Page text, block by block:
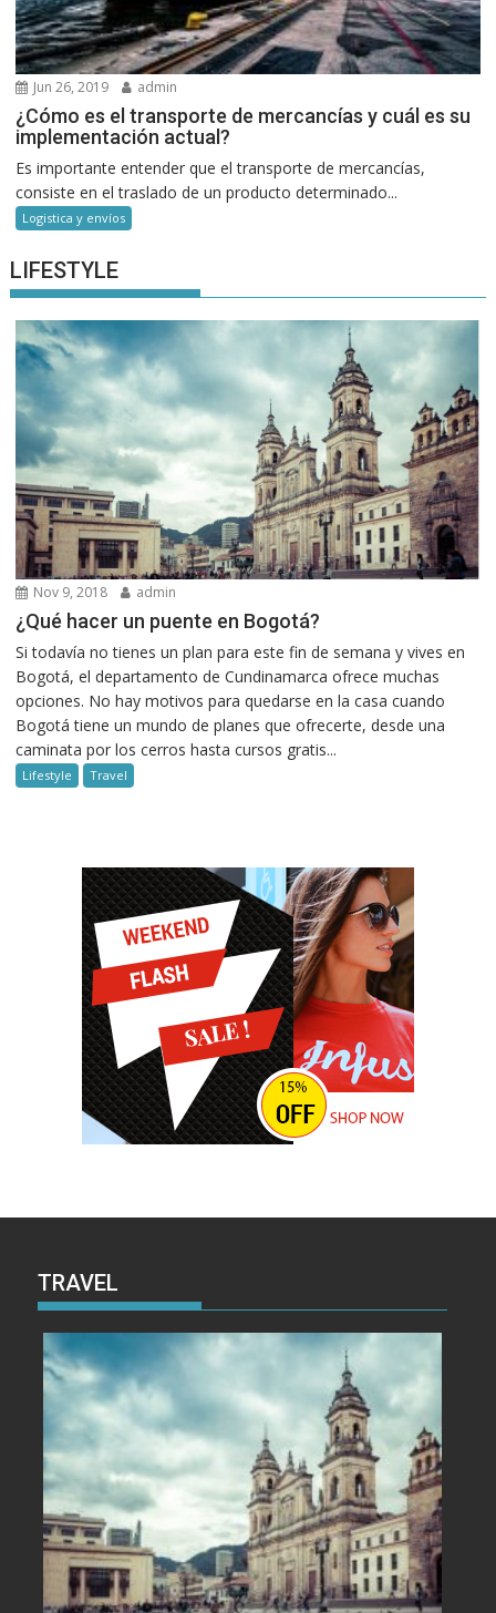
Jun 26, 2019 admin
¿Cómo es el transporte de mercancías y cuál es su
implementación actual?
Es importante entender que el transporte de mercancías,
consiste en el traslado de un producto determinado...
Logistica y envíos
LIFESTYLE
Nov 9, 2018 admin
¿Qué hacer un puente en Bogotá?
Si todavía no tienes un plan para este fin de semana y vives en
Bogotá, el departamento de Cundinamarca ofrece muchas
opciones. No hay motivos para quedarse en la casa cuando
Bogotá tiene un mundo de planes que ofrecerte, desde una
caminata por los cerros hasta cursos gratis...
Lifestyle Travel
TRAVEL